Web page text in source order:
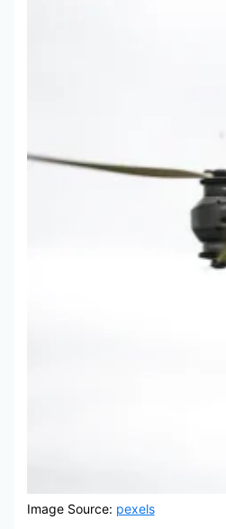
Image Source: pexels